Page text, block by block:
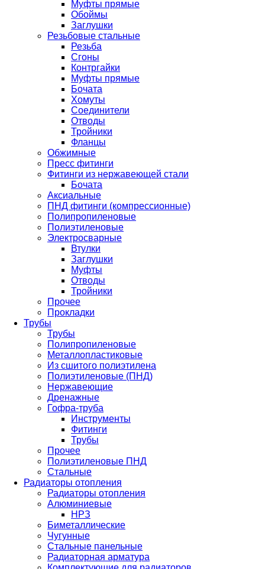
Муфты прямые
Обоймы
Заглушки
Резьбовые стальные
Резьба
Сгоны
Контргайки
Муфты прямые
Бочата
Хомуты
Соединители
Отводы
Тройники
Фланцы
Обжимные
Пресс фитинги
Фитинги из нержавеющей стали
Бочата
Аксиальные
ПНД фитинги (компрессионные)
Полипропиленовые
Полиэтиленовые
Электросварные
Втулки
Заглушки
Муфты
Отводы
Тройники
Прочее
Прокладки
Трубы
Трубы
Полипропиленовые
Металлопластиковые
Из сшитого полиэтилена
Полиэтиленовые (ПНД)
Нержавеющие
Дренажные
Гофра-труба
Инструменты
Фитинги
Трубы
Прочее
Полиэтиленовые ПНД
Стальные
Радиаторы отопления
Радиаторы отопления
Алюминиевые
НРЗ
Биметаллические
Чугунные
Стальные панельные
Радиаторная арматура